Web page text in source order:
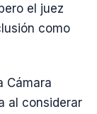
el juez
como
Cámara
al considerar